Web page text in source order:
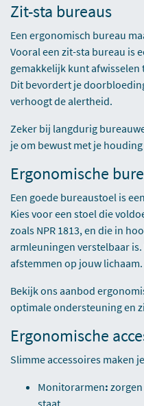
Zit-sta bureaus
Een ergonomisch bureau
Vooral een zit-sta bureau is
gemakkelijk kunt afwisselen
Dit bevordert je
verhoogt de alertheid.
Zeker bij langdurig
je om bewust met je
Ergonomische
Een goede bureaustoel is
Kies voor een stoel die
zoals NPR 1813, en die in
armleuningen verstelbaar
afstemmen op jouw lichaam.
Bekijk ons aanbod
optimale ondersteuning en
Ergonomische
Slimme accessoires maken
Monitorarmen: